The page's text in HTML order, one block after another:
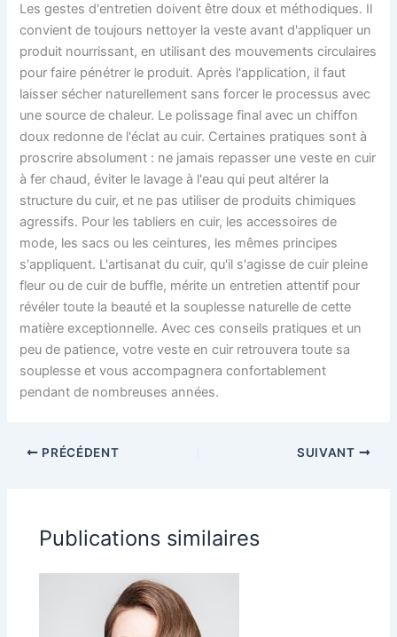
Les gestes d'entretien doivent être doux et méthodiques. Il
convient de toujours nettoyer la veste avant d'appliquer un
produit nourrissant, en utilisant des mouvements circulaires
pour faire pénétrer le produit. Après l'application, il faut
laisser sécher naturellement sans forcer le processus avec
une source de chaleur. Le polissage final avec un chiffon
doux redonne de l'éclat au cuir. Certaines pratiques sont à
proscrire absolument : ne jamais repasser une veste en cuir
à fer chaud, éviter le lavage à l'eau qui peut altérer la
structure du cuir, et ne pas utiliser de produits chimiques
agressifs. Pour les tabliers en cuir, les accessoires de
mode, les sacs ou les ceintures, les mêmes principes
s'appliquent. L'artisanat du cuir, qu'il s'agisse de cuir pleine
fleur ou de cuir de buffle, mérite un entretien attentif pour
révéler toute la beauté et la souplesse naturelle de cette
matière exceptionnelle. Avec ces conseils pratiques et un
peu de patience, votre veste en cuir retrouvera toute sa
souplesse et vous accompagnera confortablement
pendant de nombreuses années.
PRÉCÉDENT SUIVANT
Publications similaires